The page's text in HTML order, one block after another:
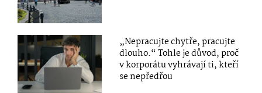
„Nepracujte chytře, pracujte
dlouho.“ Tohle je důvod, proč
v korporátu vyhrávají ti, kteří
se nepředřou